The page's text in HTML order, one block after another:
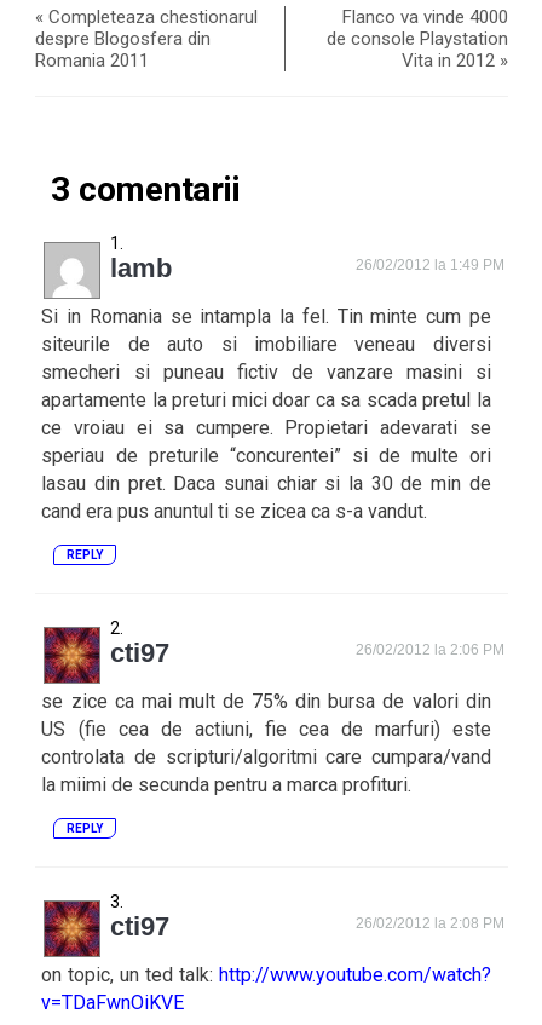
«Completeaza chestionarul
despre Blogosfera din
Romania 2011
Flanco va vinde 4000
de console Playstation
Vita in 2012 »
3 comentarii
lamb 26/02/2012 la 1:49 PM
Si in Romania se intampla la fel. Tin minte cum pe
siteurile de auto si imobiliare veneau diversi
smecheri si puneau fictiv de vanzare masini si
apartamente la preturi mici doar ca sa scada pretul la
ce vroiau ei sa cumpere. Propietari adevarati se
speriau de preturile “concurentei” si de multe ori
lasau din pret. Daca sunai chiar si la 30 de min de
cand era pus anuntul ti se zicea ca s-a vandut.
REPLY
cti97 26/02/2012 la 2:06 PM
se zice ca mai mult de 75% din bursa de valori din
US (fie cea de actiuni, fie cea de marfuri) este
controlata de scripturi/algoritmi care cumpara/vand
la miimi de secunda pentru a marca profituri.
REPLY
cti97 26/02/2012 la 2:08 PM
on topic, un ted talk: http://www.youtube.com/watch?
v=TDaFwnOiKVE